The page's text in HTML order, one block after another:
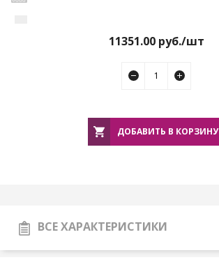
11351.00руб./шт
ДОБАВИТЬ В КОРЗИНУ
ВСЕ ХАРАКТЕРИСТИКИ